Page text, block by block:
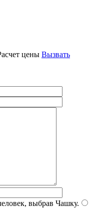
цены Вызвать
выбрав Чашку.